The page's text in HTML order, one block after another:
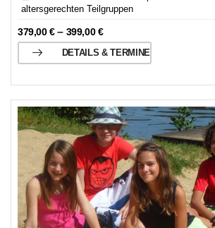
altersgerechten Teilgruppen
379,00€– 399,00€
DETAILS & TERMINE